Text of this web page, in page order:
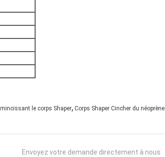
le corps Shaper, Corps Shaper Cincher du néoprène
Envoyez votre demande directement à nous